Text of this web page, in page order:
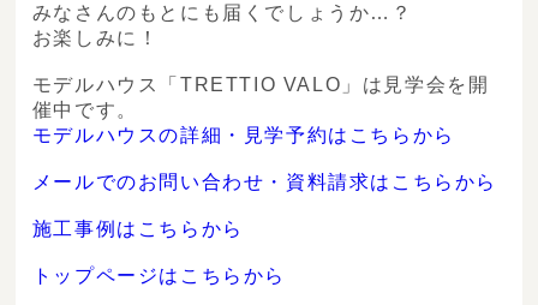
みなさんのもとにも届くでしょうか…？
お楽しみに！
モデルハウス「TRETTIO VALO」は見学会を開
催中です。
モデルハウスの詳細・見学予約はこちらから
メールでのお問い合わせ・資料請求はこちらから
施工事例はこちらから
トップページはこちらから